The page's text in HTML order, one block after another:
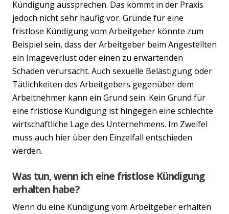
Previous
Kündigung aussprechen. Das kommt in der Praxis
jedoch nicht sehr häufig vor. Gründe für eine
fristlose Kündigung vom Arbeitgeber könnte zum
Beispiel sein, dass der Arbeitgeber beim Angestellten
ein Imageverlust oder einen zu erwartenden
Schaden verursacht. Auch sexuelle Belästigung oder
Tätlichkeiten des Arbeitgebers gegenüber dem
Arbeitnehmer kann ein Grund sein. Kein Grund für
eine fristlose Kündigung ist hingegen eine schlechte
wirtschaftliche Lage des Unternehmens. Im Zweifel
muss auch hier über den Einzelfall entschieden
werden.
Was tun, wenn ich eine fristlose Kündigung
erhalten habe?
Wenn du eine Kündigung vom Arbeitgeber erhalten